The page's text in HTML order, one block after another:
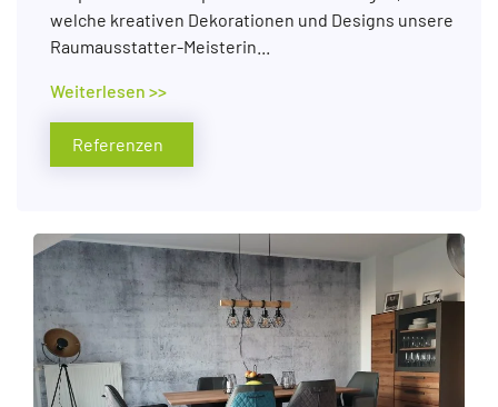
welche kreativen Dekorationen und Designs unsere
Raumausstatter-Meisterin...
Weiterlesen >>
Referenzen